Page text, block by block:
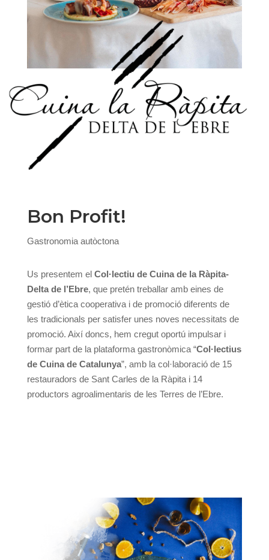
Bon Profit!
Gastronomia autòctona
Us presentem el Col·lectiu de Cuina de la Ràpita-
Delta de l’Ebre, que pretén treballar amb eines de
gestió d’ètica cooperativa i de promoció diferents de
les tradicionals per satisfer unes noves necessitats de
promoció. Així doncs, hem cregut oportú impulsar i
formar part de la plataforma gastronòmica “Col·lectius
de Cuina de Catalunya”, amb la col·laboració de 15
restauradors de Sant Carles de la Ràpita i 14
productors agroalimentaris de les Terres de l’Ebre.